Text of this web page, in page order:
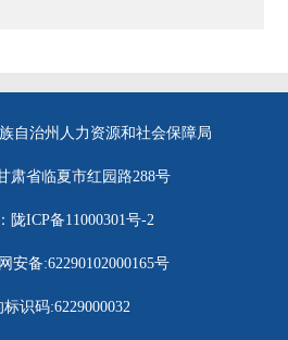
自治州人力资源和社会保障局
肃省临夏市红园路288号
陇ICP备11000301号-2
安备:62290102000165号
标识码:6229000032